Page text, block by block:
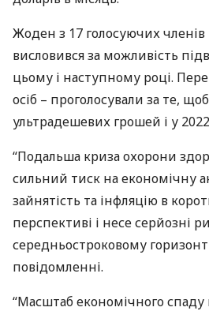
Жоден з 17 голосуючих членів
висловився за можливість
цьому і наступному році.
осіб – проголосували за те,
ультрадешевих грошей і у
“Подальша криза охорони
сильний тиск на економічну
зайнятість та інфляцію в
перспективі і несе серйозні
середньостроковому
повідомленні.
“Масштаб економічного спаду